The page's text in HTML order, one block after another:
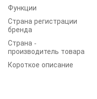
Функции
Страна регистрации
бренда
Страна -
производитель товара
Короткое описание